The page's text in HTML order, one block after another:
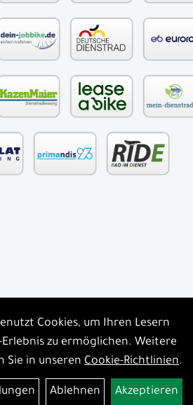
Cookies, um Ihren Lesern
zu ermöglichen. Weitere
in unseren Cookie-Richtlinien.
Ablehnen Akzeptieren
Auftrag widerrufen